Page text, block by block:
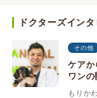
ドクターズイン
その他
ケアか
ワンの
もりか